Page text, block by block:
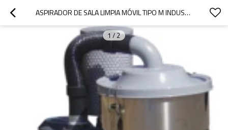
ASPIRADOR DE SALA LIMPIA MÓVIL TIPO M INDUSTRIAL
1 / 2